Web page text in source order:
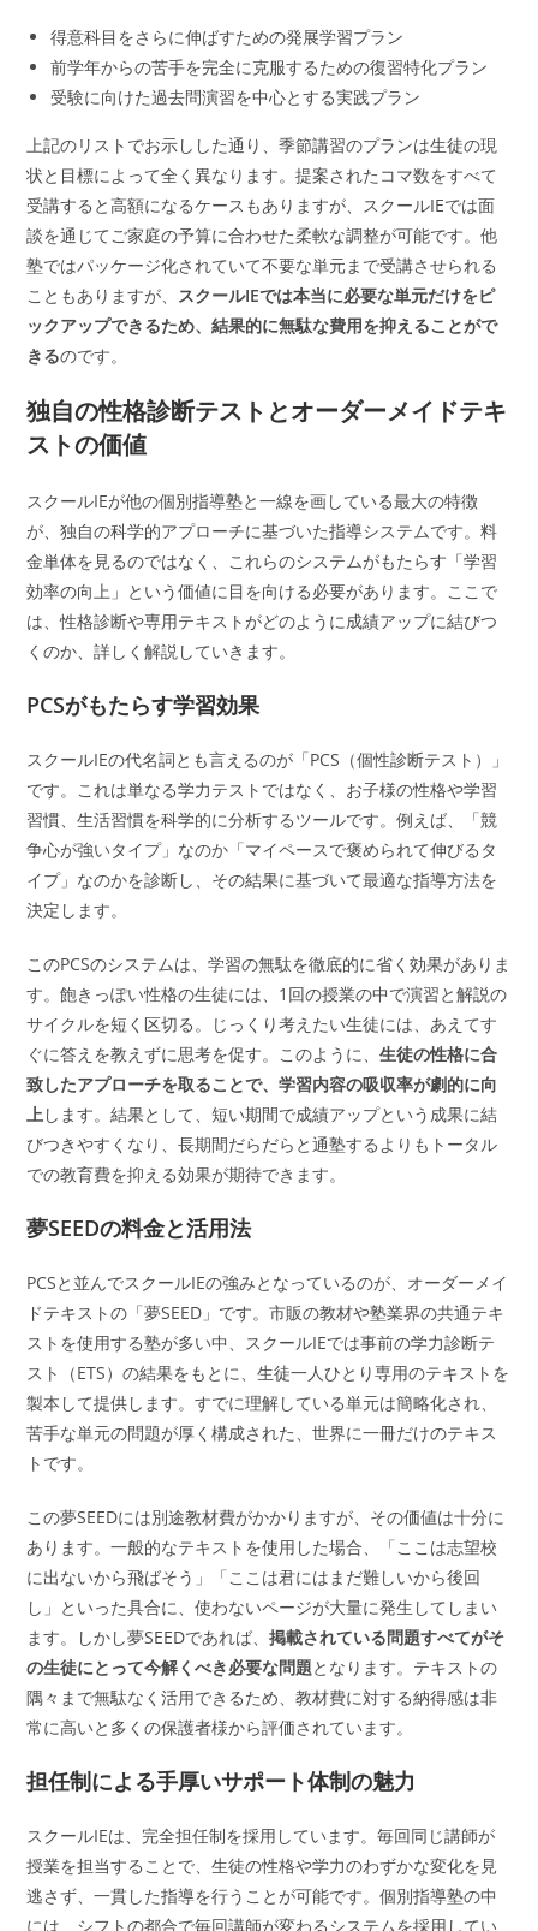
得意科目をさらに伸ばすための発展学習プラン
前学年からの苦手を完全に克服するための復習特化プラン
受験に向けた過去問演習を中心とする実践プラン
上記のリストでお示しした通り、季節講習のプランは生徒の現
状と目標によって全く異なります。提案されたコマ数をすべて
受講すると高額になるケースもありますが、スクールIEでは面
談を通じてご家庭の予算に合わせた柔軟な調整が可能です。他
塾ではパッケージ化されていて不要な単元まで受講させられる
こともありますが、 スクールIEでは本当に必要な単元だけをピ
ックアップできるため、結果的に無駄な費用を抑えることがで
きるのです。
独自の性格診断テストとオーダーメイドテキ
ストの価値
スクールIEが他の個別指導塾と一線を画している最大の特徴
が、独自の科学的アプローチに基づいた指導システムです。料
金単体を見るのではなく、これらのシステムがもたらす「学習
効率の向上」という価値に目を向ける必要があります。ここで
は、性格診断や専用テキストがどのように成績アップに結びつ
くのか、詳しく解説していきます。
PCSがもたらす学習効果
スクールIEの代名詞とも言えるのが「PCS（個性診断テスト）」
です。これは単なる学力テストではなく、お子様の性格や学習
習慣、生活習慣を科学的に分析するツールです。例えば、「競
争心が強いタイプ」なのか「マイペースで褒められて伸びるタ
イプ」なのかを診断し、その結果に基づいて最適な指導方法を
決定します。
このPCSのシステムは、学習の無駄を徹底的に省く効果がありま
す。飽きっぽい性格の生徒には、1回の授業の中で演習と解説の
サイクルを短く区切る。じっくり考えたい生徒には、あえてす
ぐに答えを教えずに思考を促す。このように、生徒の性格に合
致したアプローチを取ることで、学習内容の吸収率が劇的に向
上します。結果として、短い期間で成績アップという成果に結
びつきやすくなり、長期間だらだらと通塾するよりもトータル
での教育費を抑える効果が期待できます。
夢SEEDの料金と活用法
PCSと並んでスクールIEの強みとなっているのが、オーダーメイ
ドテキストの「夢SEED」です。市販の教材や塾業界の共通テキ
ストを使用する塾が多い中、スクールIEでは事前の学力診断テ
スト（ETS）の結果をもとに、生徒一人ひとり専用のテキストを
製本して提供します。すでに理解している単元は簡略化され、
苦手な単元の問題が厚く構成された、世界に一冊だけのテキス
トです。
この夢SEEDには別途教材費がかかりますが、その価値は十分に
あります。一般的なテキストを使用した場合、「ここは志望校
に出ないから飛ばそう」「ここは君にはまだ難しいから後回
し」といった具合に、使わないページが大量に発生してしまい
ます。しかし夢SEEDであれば、掲載されている問題すべてがそ
の生徒にとって今解くべき必要な問題となります。テキストの
隅々まで無駄なく活用できるため、教材費に対する納得感は非
常に高いと多くの保護者様から評価されています。
担任制による手厚いサポート体制の魅力
スクールIEは、完全担任制を採用しています。毎回同じ講師が
授業を担当することで、生徒の性格や学力のわずかな変化を見
逃さず、一貫した指導を行うことが可能です。個別指導塾の中
には、シフトの都合で毎回講師が変わるシステムを採用してい